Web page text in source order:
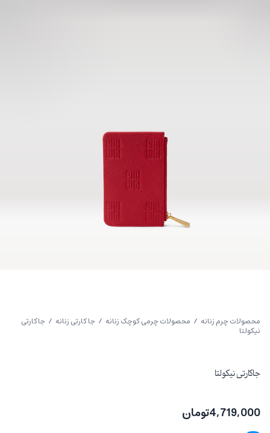
محصولات چرم زنانه / محصولات چرمی کوچک زنانه / جا کارتی زنانه / جاکارتی
نیکولتا
جاکارتی نیکولتا
4,719,000تومان